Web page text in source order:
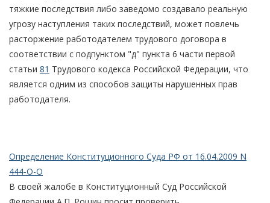
тяжкие последствия либо заведомо создавало реальную
угрозу наступления таких последствий, может повлечь
расторжение работодателем трудового договора в
соответствии с подпунктом "д" пункта 6 части первой
статьи 81 Трудового кодекса Российской Федерации, что
является одним из способов защиты нарушенных прав
работодателя.
Определение Конституционного Суда РФ от 16.04.2009 N
444-О-О
В своей жалобе в Конституционный Суд Российской